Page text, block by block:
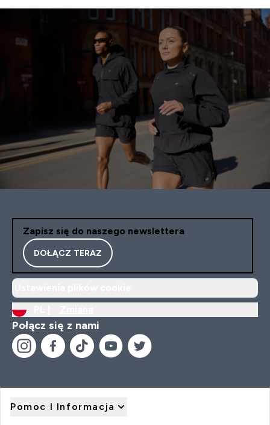
Zapisz się do naszego newslettera
DOŁĄCZ TERAZ
Połącz się z nami
Pomoc I Informacja